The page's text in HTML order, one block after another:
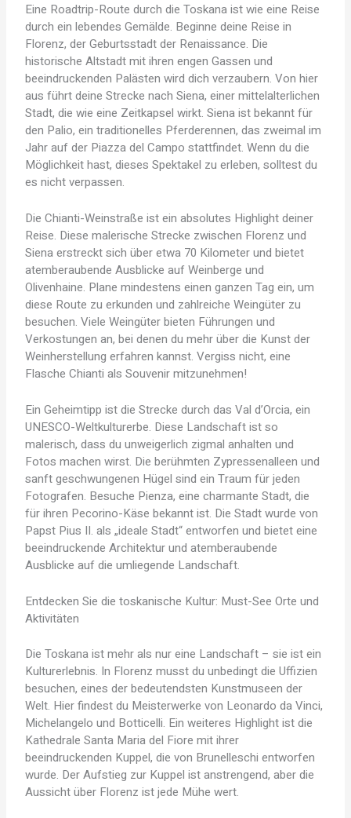
Eine Roadtrip-Route durch die Toskana ist wie eine Reise
durch ein lebendes Gemälde. Beginne deine Reise in
Florenz, der Geburtsstadt der Renaissance. Die
historische Altstadt mit ihren engen Gassen und
beeindruckenden Palästen wird dich verzaubern. Von hier
aus führt deine Strecke nach Siena, einer mittelalterlichen
Stadt, die wie eine Zeitkapsel wirkt. Siena ist bekannt für
den Palio, ein traditionelles Pferderennen, das zweimal im
Jahr auf der Piazza del Campo stattfindet. Wenn du die
Möglichkeit hast, dieses Spektakel zu erleben, solltest du
es nicht verpassen.
Die Chianti-Weinstraße ist ein absolutes Highlight deiner
Reise. Diese malerische Strecke zwischen Florenz und
Siena erstreckt sich über etwa 70 Kilometer und bietet
atemberaubende Ausblicke auf Weinberge und
Olivenhaine. Plane mindestens einen ganzen Tag ein, um
diese Route zu erkunden und zahlreiche Weingüter zu
besuchen. Viele Weingüter bieten Führungen und
Verkostungen an, bei denen du mehr über die Kunst der
Weinherstellung erfahren kannst. Vergiss nicht, eine
Flasche Chianti als Souvenir mitzunehmen!
Ein Geheimtipp ist die Strecke durch das Val d’Orcia, ein
UNESCO-Weltkulturerbe. Diese Landschaft ist so
malerisch, dass du unweigerlich zigmal anhalten und
Fotos machen wirst. Die berühmten Zypressenalleen und
sanft geschwungenen Hügel sind ein Traum für jeden
Fotografen. Besuche Pienza, eine charmante Stadt, die
für ihren Pecorino-Käse bekannt ist. Die Stadt wurde von
Papst Pius II. als „ideale Stadt“ entworfen und bietet eine
beeindruckende Architektur und atemberaubende
Ausblicke auf die umliegende Landschaft.
Entdecken Sie die toskanische Kultur: Must-See Orte und
Aktivitäten
Die Toskana ist mehr als nur eine Landschaft – sie ist ein
Kulturerlebnis. In Florenz musst du unbedingt die Uffizien
besuchen, eines der bedeutendsten Kunstmuseen der
Welt. Hier findest du Meisterwerke von Leonardo da Vinci,
Michelangelo und Botticelli. Ein weiteres Highlight ist die
Kathedrale Santa Maria del Fiore mit ihrer
beeindruckenden Kuppel, die von Brunelleschi entworfen
wurde. Der Aufstieg zur Kuppel ist anstrengend, aber die
Aussicht über Florenz ist jede Mühe wert.